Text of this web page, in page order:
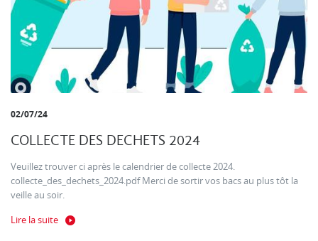
02/07/24
COLLECTE DES DECHETS 2024
Veuillez trouver ci après le calendrier de collecte 2024.
collecte_des_dechets_2024.pdf Merci de sortir vos bacs au plus tôt la
veille au soir.
Lire la suite